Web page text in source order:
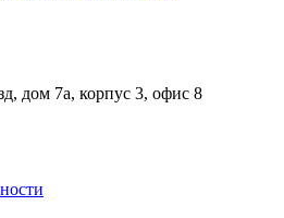
дом 7а, корпус 3, офис 8